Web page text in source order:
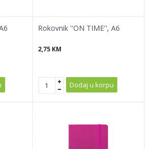
Rokovnik ''ON TIME'', A6
2,75 KM
Dodaj u korpu